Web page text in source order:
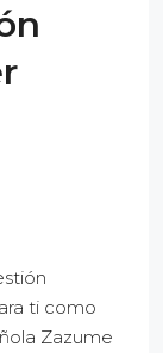
ti como
Zazume